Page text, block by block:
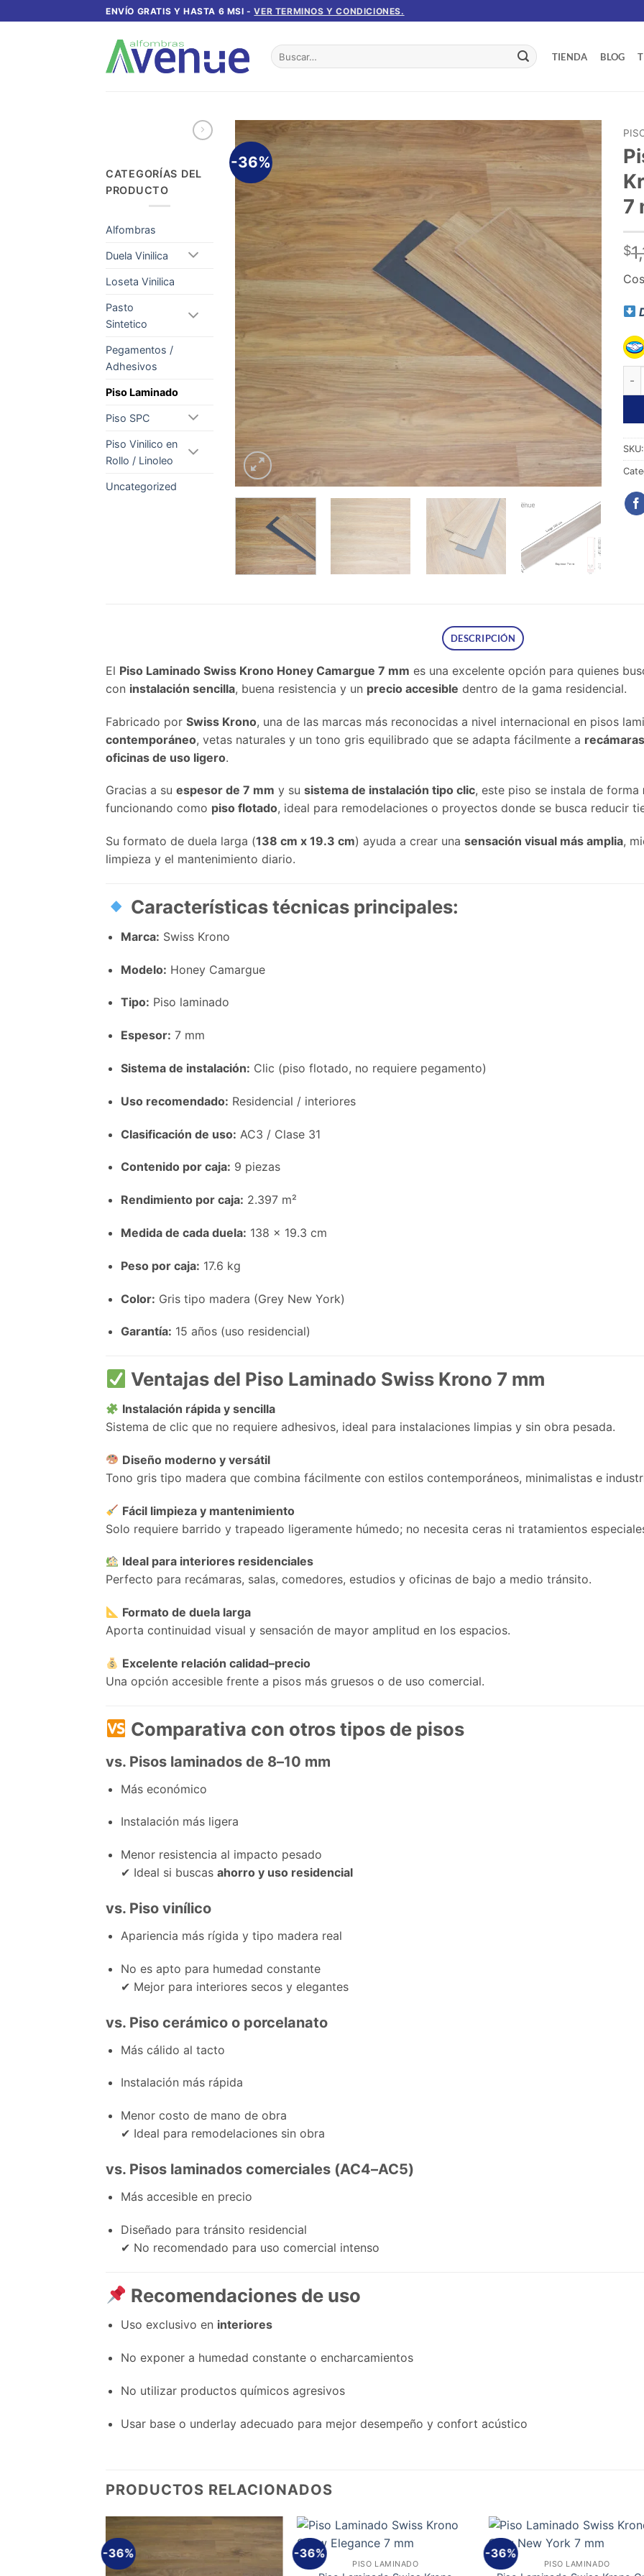
al
ENVÍO GRATIS Y HASTA 6 MSI -VER TERMINOS Y CONDICIONES.
Buscar
por:
TIENDA BLOG
CATEGORÍAS DEL
PRODUCTO
Alfombras
Duela Vinilica
Loseta Vinilica
Pasto
Sintetico
Pegamentos /
Adhesivos
Piso Laminado
Piso SPC
Piso Vinilico en
Rollo / Linoleo
Uncategorized
-36%
Añadir
a la
lista de
deseos
7
$
SKU:
DESCRIPCIÓN
El Piso Laminado Swiss Krono Honey Camargue 7 mm es una excelente opción para quienes
con instalación sencilla, buena resistencia y un precio accesible dentro de la gama residencial.
Fabricado por Swiss Krono, una de las marcas más reconocidas a nivel internacional en pisos
contemporáneo, vetas naturales y un tono gris equilibrado que se adapta fácilmente a
oficinas de uso ligero.
Gracias a su espesor de 7 mm y su sistema de instalación tipo clic, este piso se instala de forma
funcionando como piso flotado, ideal para remodelaciones o proyectos donde se busca reducir
Su formato de duela larga (138 cm x 19.3 cm) ayuda a crear una sensación visual más amplia,
limpieza y el mantenimiento diario.
Características técnicas principales:
Marca: Swiss Krono
Modelo: Honey Camargue
Tipo: Piso laminado
Espesor: 7 mm
Sistema de instalación: Clic (piso flotado, no requiere pegamento)
Uso recomendado: Residencial / interiores
Clasificación de uso: AC3 / Clase 31
Contenido por caja: 9 piezas
Rendimiento por caja: 2.397 m²
Medida de cada duela: 138 × 19.3 cm
Peso por caja: 17.6 kg
Color: Gris tipo madera (Grey New York)
Garantía: 15 años (uso residencial)
Ventajas del Piso Laminado Swiss Krono 7 mm
Instalación rápida y sencilla
Sistema de clic que no requiere adhesivos, ideal para instalaciones limpias y sin obra pesada.
Diseño moderno y versátil
Tono gris tipo madera que combina fácilmente con estilos contemporáneos, minimalistas e
Fácil limpieza y mantenimiento
Solo requiere barrido y trapeado ligeramente húmedo; no necesita ceras ni tratamientos
Ideal para interiores residenciales
Perfecto para recámaras, salas, comedores, estudios y oficinas de bajo a medio tránsito.
Formato de duela larga
Aporta continuidad visual y sensación de mayor amplitud en los espacios.
Excelente relación calidad–precio
Una opción accesible frente a pisos más gruesos o de uso comercial.
Comparativa con otros tipos de pisos
vs. Pisos laminados de 8–10 mm
Más económico
Instalación más ligera
Menor resistencia al impacto pesado
✔ Ideal si buscas ahorro y uso residencial
vs. Piso vinílico
Apariencia más rígida y tipo madera real
No es apto para humedad constante
✔ Mejor para interiores secos y elegantes
vs. Piso cerámico o porcelanato
Más cálido al tacto
Instalación más rápida
Menor costo de mano de obra
✔ Ideal para remodelaciones sin obra
vs. Pisos laminados comerciales (AC4–AC5)
Más accesible en precio
Diseñado para tránsito residencial
✔ No recomendado para uso comercial intenso
Recomendaciones de uso
Uso exclusivo en interiores
No exponer a humedad constante o encharcamientos
No utilizar productos químicos agresivos
Usar base o underlay adecuado para mejor desempeño y confort acústico
PRODUCTOS RELACIONADOS
-36%
Añadir
-36%
PISO LAMINADO
-36%
PISO LAMINADO